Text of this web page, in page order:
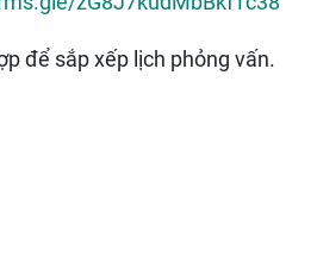
để sắp xếp lịch phỏng vấn.